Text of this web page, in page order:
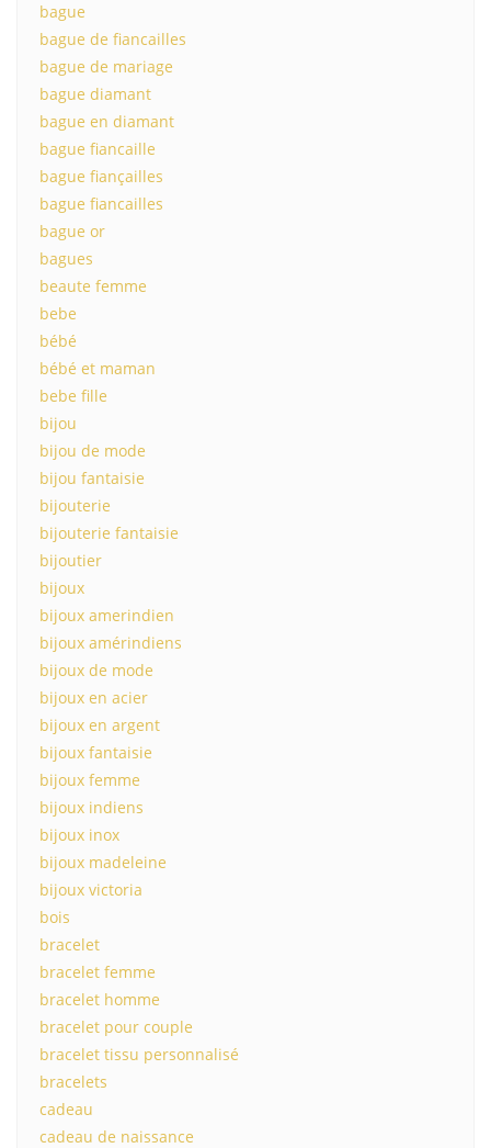
bague
bague de fiancailles
bague de mariage
bague diamant
bague en diamant
bague fiancaille
bague fiançailles
bague fiancailles
bague or
bagues
beaute femme
bebe
bébé
bébé et maman
bebe fille
bijou
bijou de mode
bijou fantaisie
bijouterie
bijouterie fantaisie
bijoutier
bijoux
bijoux amerindien
bijoux amérindiens
bijoux de mode
bijoux en acier
bijoux en argent
bijoux fantaisie
bijoux femme
bijoux indiens
bijoux inox
bijoux madeleine
bijoux victoria
bois
bracelet
bracelet femme
bracelet homme
bracelet pour couple
bracelet tissu personnalisé
bracelets
cadeau
cadeau de naissance